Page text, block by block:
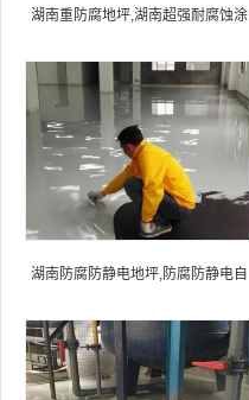
我
们
咨
询
湖南重防腐地坪,湖南超强耐腐蚀涂
湖南防腐防静电地坪,防腐防静电自